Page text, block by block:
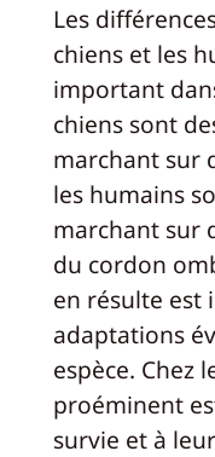
Les
chiens et les
important
chiens sont
marchant sur
les humains
marchant sur
du cordon
en résulte est
adaptations
espèce. Chez
proéminent
survie et à